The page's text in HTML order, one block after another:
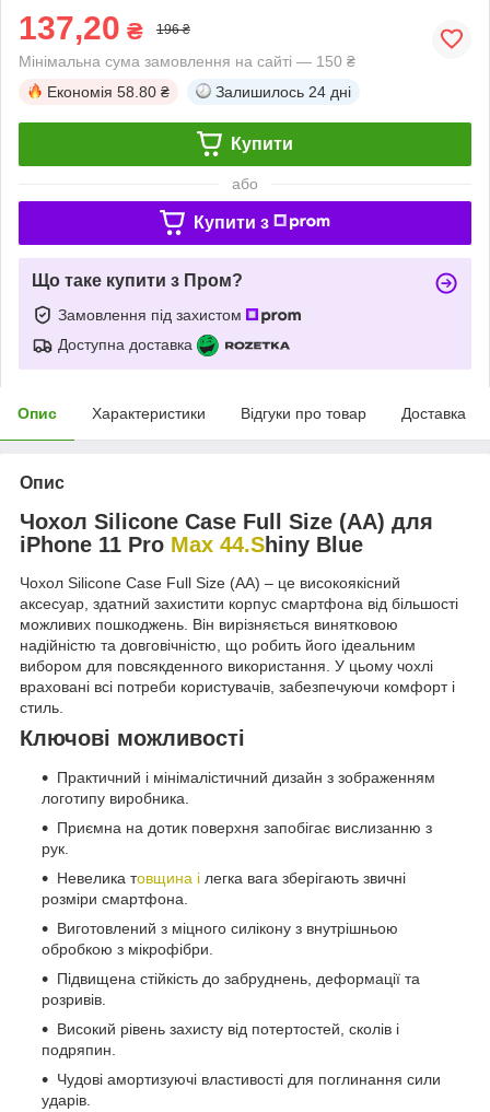
137,20 ₴ 196 ₴
Мінімальна сума замовлення на сайті — 150 ₴
Економія 58.80 ₴ Залишилось 24 дні
Купити
або
Купити з
Що таке купити з Пром?
Замовлення під захистом
Доступна доставка
Опис Характеристики Відгуки про товар Доставка
Опис
Чохол Silicone Case Full Size (AA) для
iPhone 11 Pro Max 44.Shiny Blue
Чохол Silicone Case Full Size (AA) – це високоякісний
аксесуар, здатний захистити корпус смартфона від більшості
можливих пошкоджень. Він вирізняється винятковою
надійністю та довговічністю, що робить його ідеальним
вибором для повсякденного використання. У цьому чохлі
враховані всі потреби користувачів, забезпечуючи комфорт і
стиль.
Ключові можливості
Практичний і мінімалістичний дизайн з зображенням
логотипу виробника.
Приємна на дотик поверхня запобігає вислизанню з
рук.
Невелика товщина і легка вага зберігають звичні
розміри смартфона.
Виготовлений з міцного силікону з внутрішньою
обробкою з мікрофібри.
Підвищена стійкість до забруднень, деформації та
розривів.
Високий рівень захисту від потертостей, сколів і
подряпин.
Чудові амортизуючі властивості для поглинання сили
ударів.